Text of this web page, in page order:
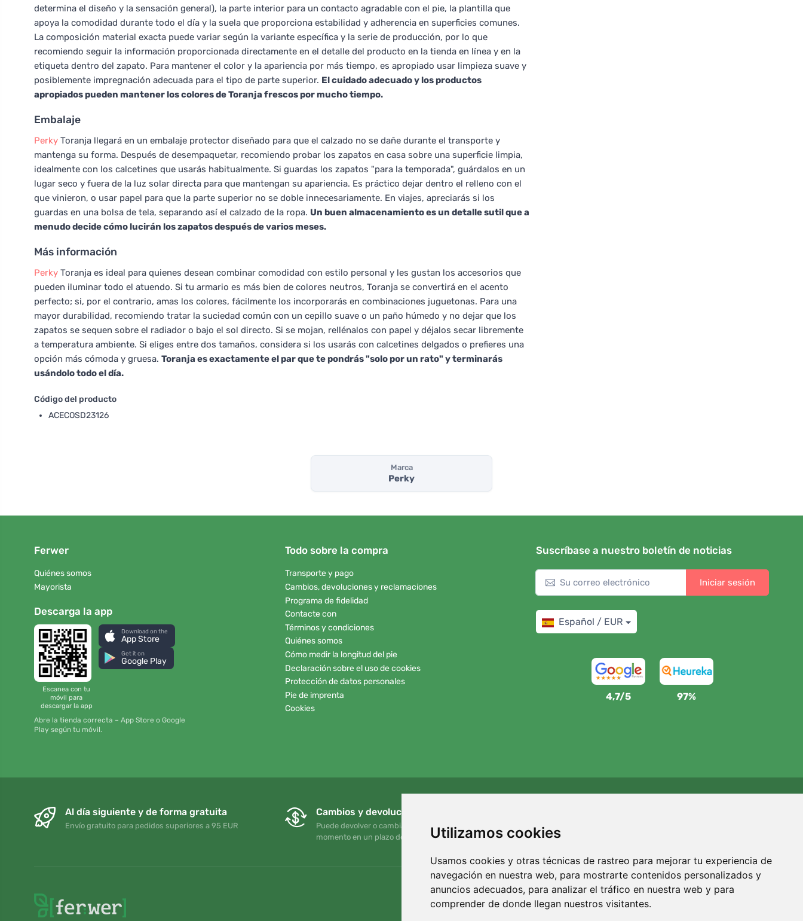
Utilizamos cookies
Usamos cookies y otras técnicas de rastreo para mejorar tu experiencia de
navegación en nuestra web, para mostrarte contenidos personalizados y
anuncios adecuados, para analizar el tráfico en nuestra web y para
comprender de donde llegan nuestros visitantes.
determina el diseño y la sensación general), la parte interior para un contacto agradable con el pie, la plantilla que
apoya la comodidad durante todo el día y la suela que proporciona estabilidad y adherencia en superficies comunes.
La composición material exacta puede variar según la variante específica y la serie de producción, por lo que
recomiendo seguir la información proporcionada directamente en el detalle del producto en la tienda en línea y en la
etiqueta dentro del zapato. Para mantener el color y la apariencia por más tiempo, es apropiado usar limpieza suave y
posiblemente impregnación adecuada para el tipo de parte superior. El cuidado adecuado y los productos
apropiados pueden mantener los colores de Toranja frescos por mucho tiempo.
Embalaje
Perky Toranja llegará en un embalaje protector diseñado para que el calzado no se dañe durante el transporte y
mantenga su forma. Después de desempaquetar, recomiendo probar los zapatos en casa sobre una superficie limpia,
idealmente con los calcetines que usarás habitualmente. Si guardas los zapatos "para la temporada", guárdalos en un
lugar seco y fuera de la luz solar directa para que mantengan su apariencia. Es práctico dejar dentro el relleno con el
que vinieron, o usar papel para que la parte superior no se doble innecesariamente. En viajes, apreciarás si los
guardas en una bolsa de tela, separando así el calzado de la ropa. Un buen almacenamiento es un detalle sutil que a
menudo decide cómo lucirán los zapatos después de varios meses.
Más información
Perky Toranja es ideal para quienes desean combinar comodidad con estilo personal y les gustan los accesorios que
pueden iluminar todo el atuendo. Si tu armario es más bien de colores neutros, Toranja se convertirá en el acento
perfecto; si, por el contrario, amas los colores, fácilmente los incorporarás en combinaciones juguetonas. Para una
mayor durabilidad, recomiendo tratar la suciedad común con un cepillo suave o un paño húmedo y no dejar que los
zapatos se sequen sobre el radiador o bajo el sol directo. Si se mojan, rellénalos con papel y déjalos secar libremente
a temperatura ambiente. Si eliges entre dos tamaños, considera si los usarás con calcetines delgados o prefieres una
opción más cómoda y gruesa. Toranja es exactamente el par que te pondrás "solo por un rato" y terminarás
usándolo todo el día.
Código del producto
ACECOSD23126
Marca
Perky
Ferwer
Quiénes somos
Mayorista
Descarga la app
Escanea con tu
móvil para
descargar la app
Download on the
App Store
Get it on
Google Play
Abre la tienda correcta – App Store o Google
Play según tu móvil.
Todo sobre la compra
Transporte y pago
Cambios, devoluciones y reclamaciones
Programa de fidelidad
Contacte con
Términos y condiciones
Quiénes somos
Cómo medir la longitud del pie
Declaración sobre el uso de cookies
Protección de datos personales
Pie de imprenta
Cookies
Suscríbase a nuestro boletín de noticias
Iniciar sesión
Español / EUR
4,7/5 97%
Al día siguiente y de forma gratuita
Envío gratuito para pedidos superiores a 95 EUR
Cambios y devoluciones gratuitos
Puede devolver o cambiar su pedido en cualquier
momento en un plazo de 90 días